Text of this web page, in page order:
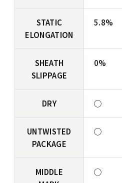
STATIC
ELONGATION
5.8%
SHEATH
SLIPPAGE
0%
DRY ◯
UNTWISTED
PACKAGE
◯
MIDDLE
◯